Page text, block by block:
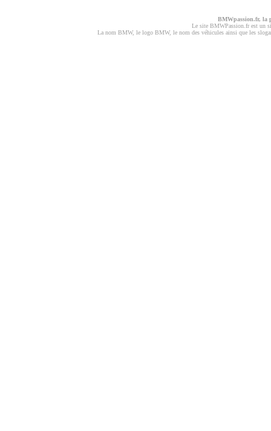
BMWpassion.fr, la
Le site BMWPassion.fr est un
La nom BMW, le logo BMW, le nom des véhicules ainsi que les